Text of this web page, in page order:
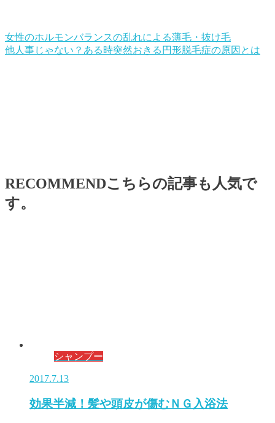
女性のホルモンバランスの乱れによる薄毛・抜け毛
他人事じゃない？ある時突然おきる円形脱毛症の原因とは
RECOMMENDこちらの記事も人気で
す。
シャンプー
2017.7.13
効果半減！髪や頭皮が傷むＮＧ入浴法